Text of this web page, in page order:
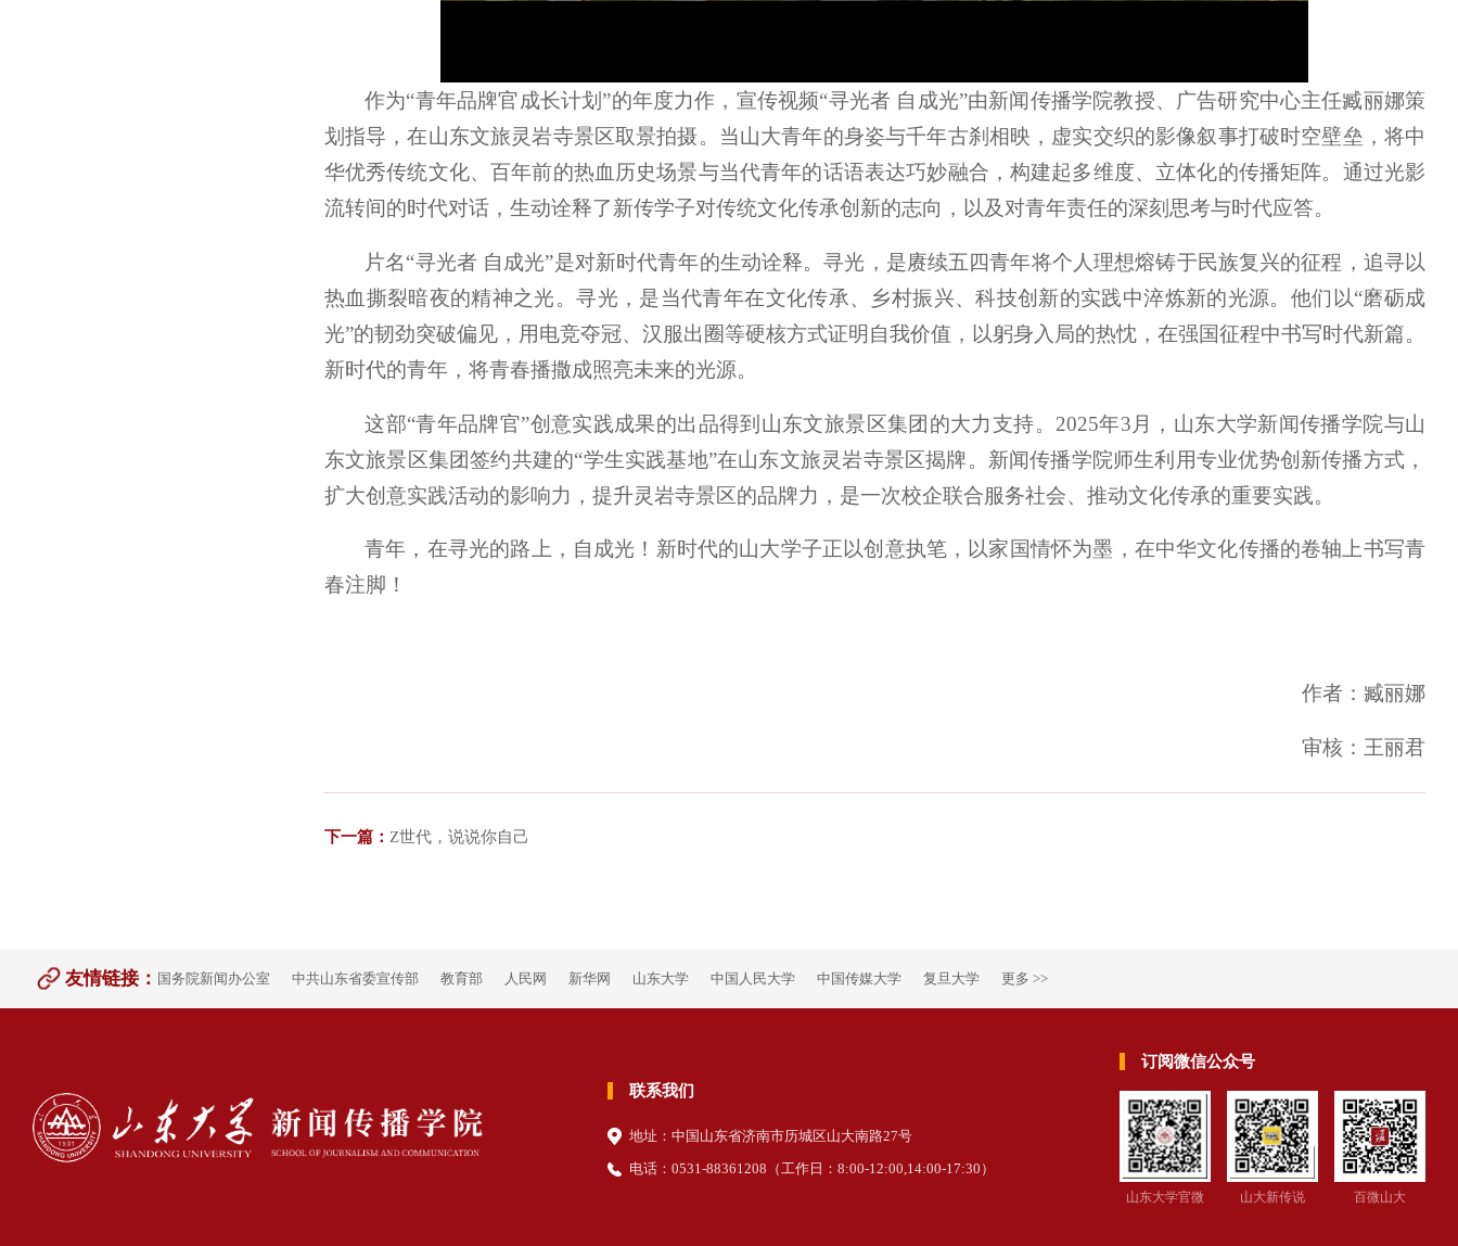
作为“青年品牌官成长计划”的年度力作，宣传视频“寻光者 自成光”由新闻传播学院教授、广告研究中心主任臧丽娜策
划指导，在山东文旅灵岩寺景区取景拍摄。当山大青年的身姿与千年古刹相映，虚实交织的影像叙事打破时空壁垒，将中
华优秀传统文化、百年前的热血历史场景与当代青年的话语表达巧妙融合，构建起多维度、立体化的传播矩阵。通过光影
流转间的时代对话，生动诠释了新传学子对传统文化传承创新的志向，以及对青年责任的深刻思考与时代应答。
片名“寻光者 自成光”是对新时代青年的生动诠释。寻光，是赓续五四青年将个人理想熔铸于民族复兴的征程，追寻以
热血撕裂暗夜的精神之光。寻光，是当代青年在文化传承、乡村振兴、科技创新的实践中淬炼新的光源。他们以“磨砺成
光”的韧劲突破偏见，用电竞夺冠、汉服出圈等硬核方式证明自我价值，以躬身入局的热忱，在强国征程中书写时代新篇。
新时代的青年，将青春播撒成照亮未来的光源。
这部“青年品牌官”创意实践成果的出品得到山东文旅景区集团的大力支持。2025年3月，山东大学新闻传播学院与山
东文旅景区集团签约共建的“学生实践基地”在山东文旅灵岩寺景区揭牌。新闻传播学院师生利用专业优势创新传播方式，
扩大创意实践活动的影响力，提升灵岩寺景区的品牌力，是一次校企联合服务社会、推动文化传承的重要实践。
青年，在寻光的路上，自成光！新时代的山大学子正以创意执笔，以家国情怀为墨，在中华文化传播的卷轴上书写青
春注脚！
作者：臧丽娜
审核：王丽君
下一篇： Z世代，说说你自己
友情链接： 国务院新闻办公室 中共山东省委宣传部 教育部 人民网 新华网 山东大学 中国人民大学 中国传媒大学 复旦大学 更多 >>
联系我们
地址：中国山东省济南市历城区山大南路27号
电话：0531-88361208（工作日 ：8:00-12:00,14:00-17:30 ）
订阅微信公众号
山东大学官微 山大新传说 百微山大